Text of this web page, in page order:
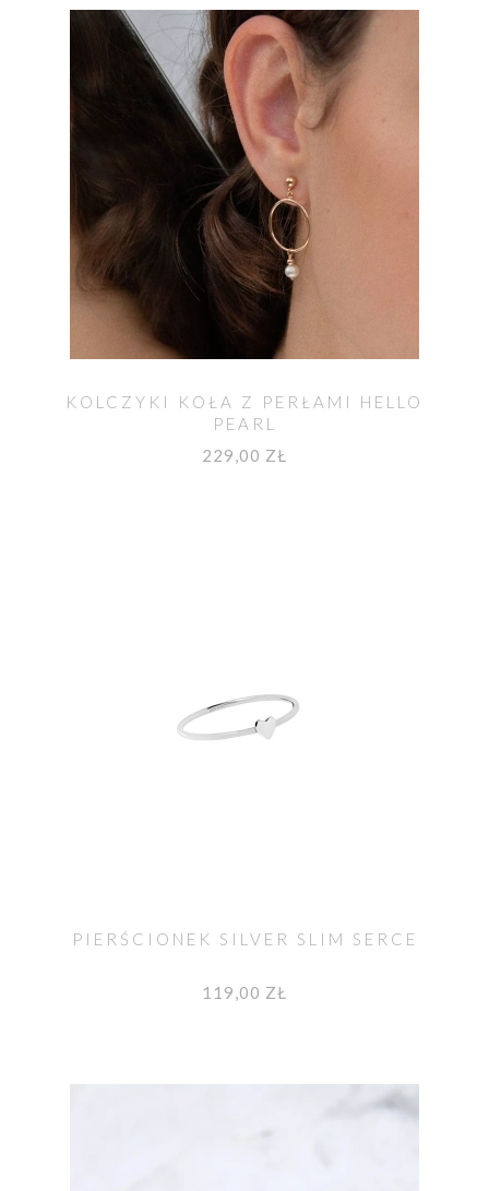
KOLCZYKI KOŁA Z PERŁAMI HELLO
PEARL
229,00 ZŁ
PIERŚCIONEK SILVER SLIM SERCE
119,00 ZŁ